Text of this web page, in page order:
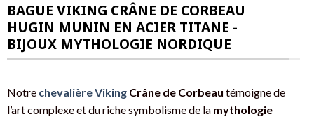
BAGUE VIKING CRÂNE DE CORBEAU
HUGIN MUNIN EN ACIER TITANE -
BIJOUX MYTHOLOGIE NORDIQUE
Notre chevalière VikingCrâne de Corbeau témoigne de
l’art complexe et du riche symbolisme de la mythologie